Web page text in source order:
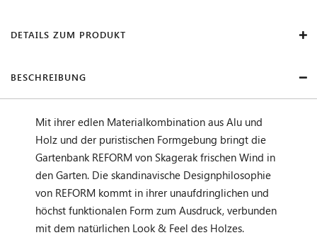
DETAILS ZUM PRODUKT
BESCHREIBUNG
Mit ihrer edlen Materialkombination aus Alu und
Holz und der puristischen Formgebung bringt die
Gartenbank REFORM von Skagerak frischen Wind in
den Garten. Die skandinavische Designphilosophie
von REFORM kommt in ihrer unaufdringlichen und
höchst funktionalen Form zum Ausdruck, verbunden
mit dem natürlichen Look & Feel des Holzes.